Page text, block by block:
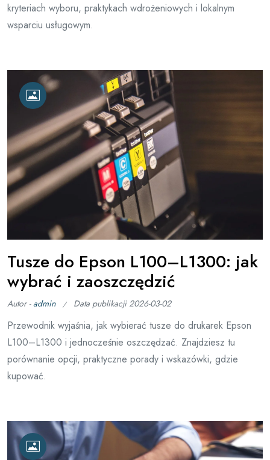
kryteriach wyboru, praktykach wdrożeniowych i lokalnym
wsparciu usługowym.
Tusze do Epson L100–L1300: jak
wybrać i zaoszczędzić
Autor -admin Data publikacji2026-03-02
Przewodnik wyjaśnia, jak wybierać tusze do drukarek Epson
L100–L1300 i jednocześnie oszczędzać. Znajdziesz tu
porównanie opcji, praktyczne porady i wskazówki, gdzie
kupować.